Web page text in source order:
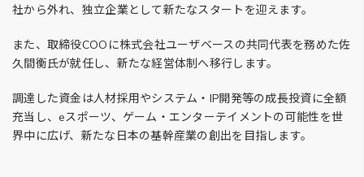
社から外れ、独立企業として新たなスタートを迎えます。
また、取締役COOに株式会社ユーザベースの共同代表を務めた佐
久間衡氏が就任し、新たな経営体制へ移行します。
調達した資金は人材採用やシステム・IP開発等の成長投資に全額
充当し、eスポーツ、ゲーム・エンターテイメントの可能性を世
界中に広げ、新たな日本の基幹産業の創出を目指します。